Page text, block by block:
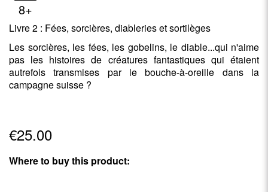
8+
Livre 2 : Fées, sorcières, diableries et sortilèges
Les sorcières, les fées, les gobelins, le diable...qui n'aime
pas les histoires de créatures fantastiques qui étaient
autrefois transmises par le bouche-à-oreille dans la
campagne suisse ?
€25.00
Where to buy this product: